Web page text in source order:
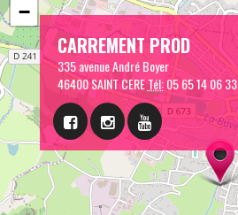
CARREMENT PROD
335 avenue André Boyer
46400 SAINT CERETél:05 65 14 06 33
−